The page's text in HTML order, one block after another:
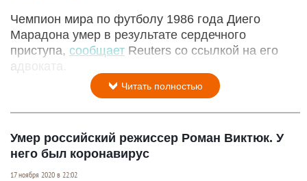
Чемпион мира по футболу 1986 года Диего
Марадона умер в результате сердечного
приступа, сообщает Reuters со ссылкой на его
адвоката.
Читать полностью
Умер российский режиссер Роман Виктюк. У
него был коронавирус
17 ноября 2020 в 22:02